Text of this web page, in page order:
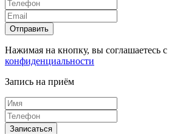
Отправить
Нажимая на кнопку, вы соглашаетесь с
конфиденциальности
Запись на приём
Записаться